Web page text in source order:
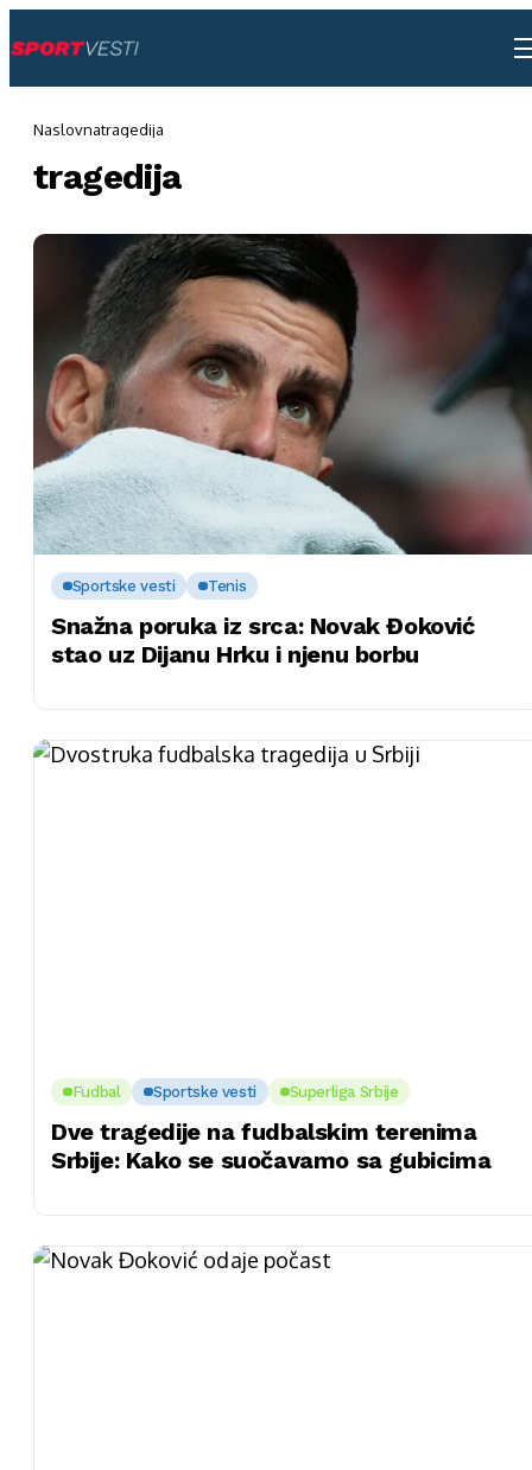
Naslovnatragedija
tragedija
Sportske vesti Tenis
Snažna poruka iz srca: Novak Đoković
stao uz Dijanu Hrku i njenu borbu
Fudbal Sportske vesti Superliga Srbije
Dve tragedije na fudbalskim terenima
Srbije: Kako se suočavamo sa gubicima